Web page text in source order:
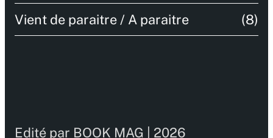
Vient de paraitre / A paraitre (8)
Edité par BOOK MAG | 2026